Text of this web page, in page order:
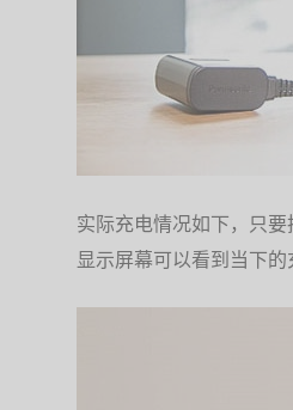
实际充电情况如下，只
显示屏幕可以看到当下的